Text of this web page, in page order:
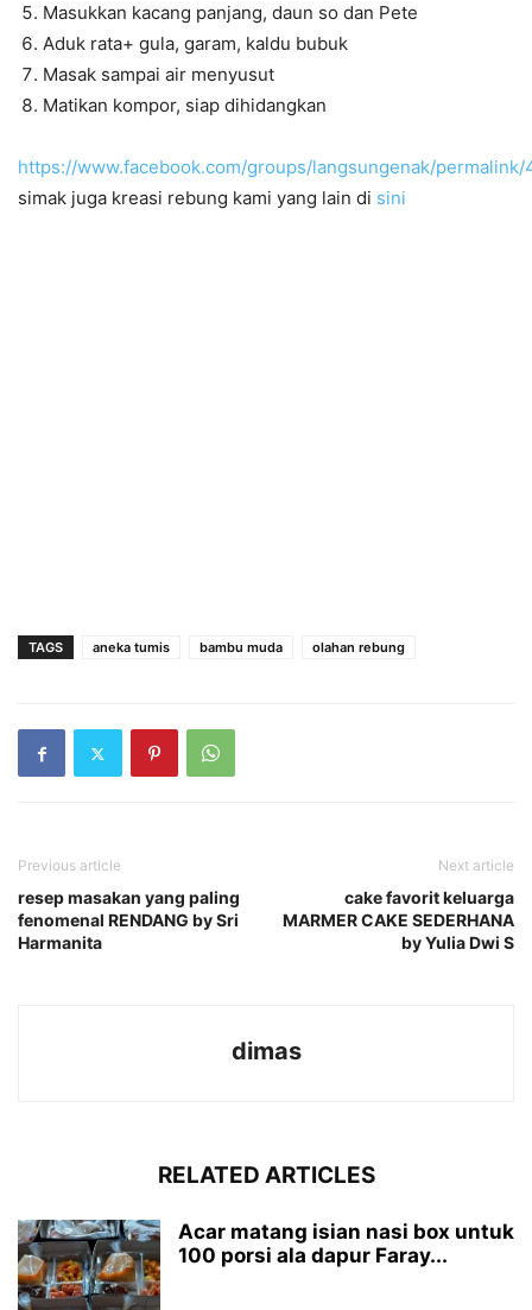
Masukkan kacang panjang, daun so dan Pete
Aduk rata+ gula, garam, kaldu bubuk
Masak sampai air menyusut
Matikan kompor, siap dihidangkan
https://www.facebook.com/groups/langsungenak/permalink/
simak juga kreasi rebung kami yang lain di sini
TAGS aneka tumis bambu muda olahan rebung
Previous article
resep masakan yang paling
fenomenal RENDANG by Sri
Harmanita
Next article
cake favorit keluarga
MARMER CAKE SEDERHANA
by Yulia Dwi S
dimas
RELATED ARTICLES
Acar matang isian nasi box untuk
100 porsi ala dapur Faray...